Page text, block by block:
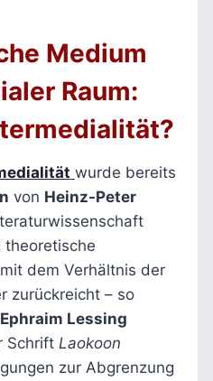
Medium
Raum:
wurde bereits
von Heinz-Peter
dem Verhältnis der
zurückreicht – so
Lessing
Schrift Laokoon
zur Abgrenzung